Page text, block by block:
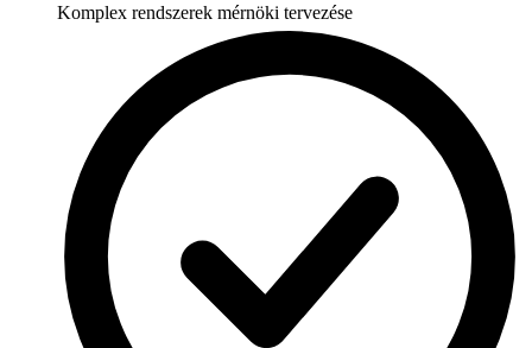
Komplex rendszerek mérnöki tervezése